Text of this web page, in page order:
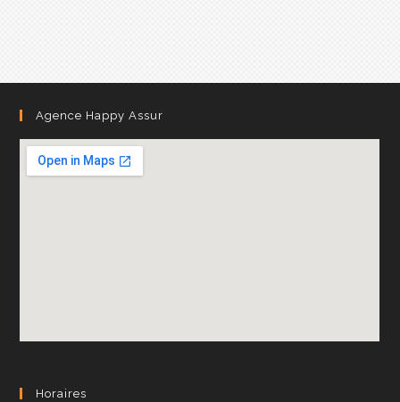
Agence Happy Assur
Horaires